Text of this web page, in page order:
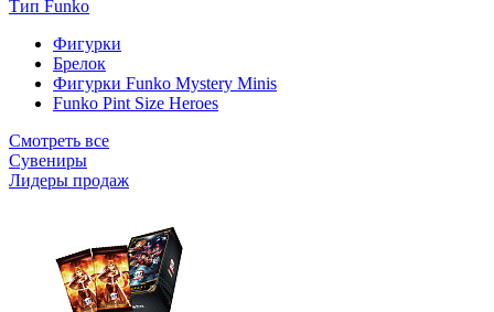
Тип Funko
Фигурки
Брелок
Фигурки Funko Mystery Minis
Funko Pint Size Heroes
Смотреть все
Сувениры
Лидеры продаж